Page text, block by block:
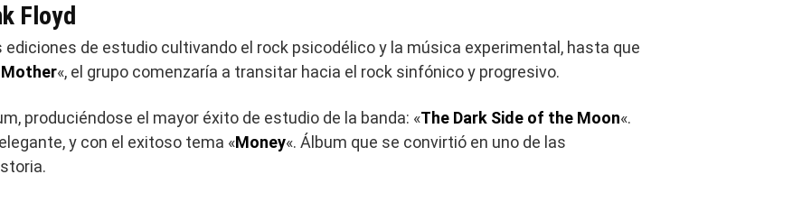
Floyd
ediciones de estudio cultivando el rock psicodélico y la música experimental, hasta que
«, el grupo comenzaría a transitar hacia el rock sinfónico y progresivo.
produciéndose el mayor éxito de estudio de la banda: «The Dark Side of the Moon«.
y con el exitoso tema «Money«. Álbum que se convirtió en uno de las